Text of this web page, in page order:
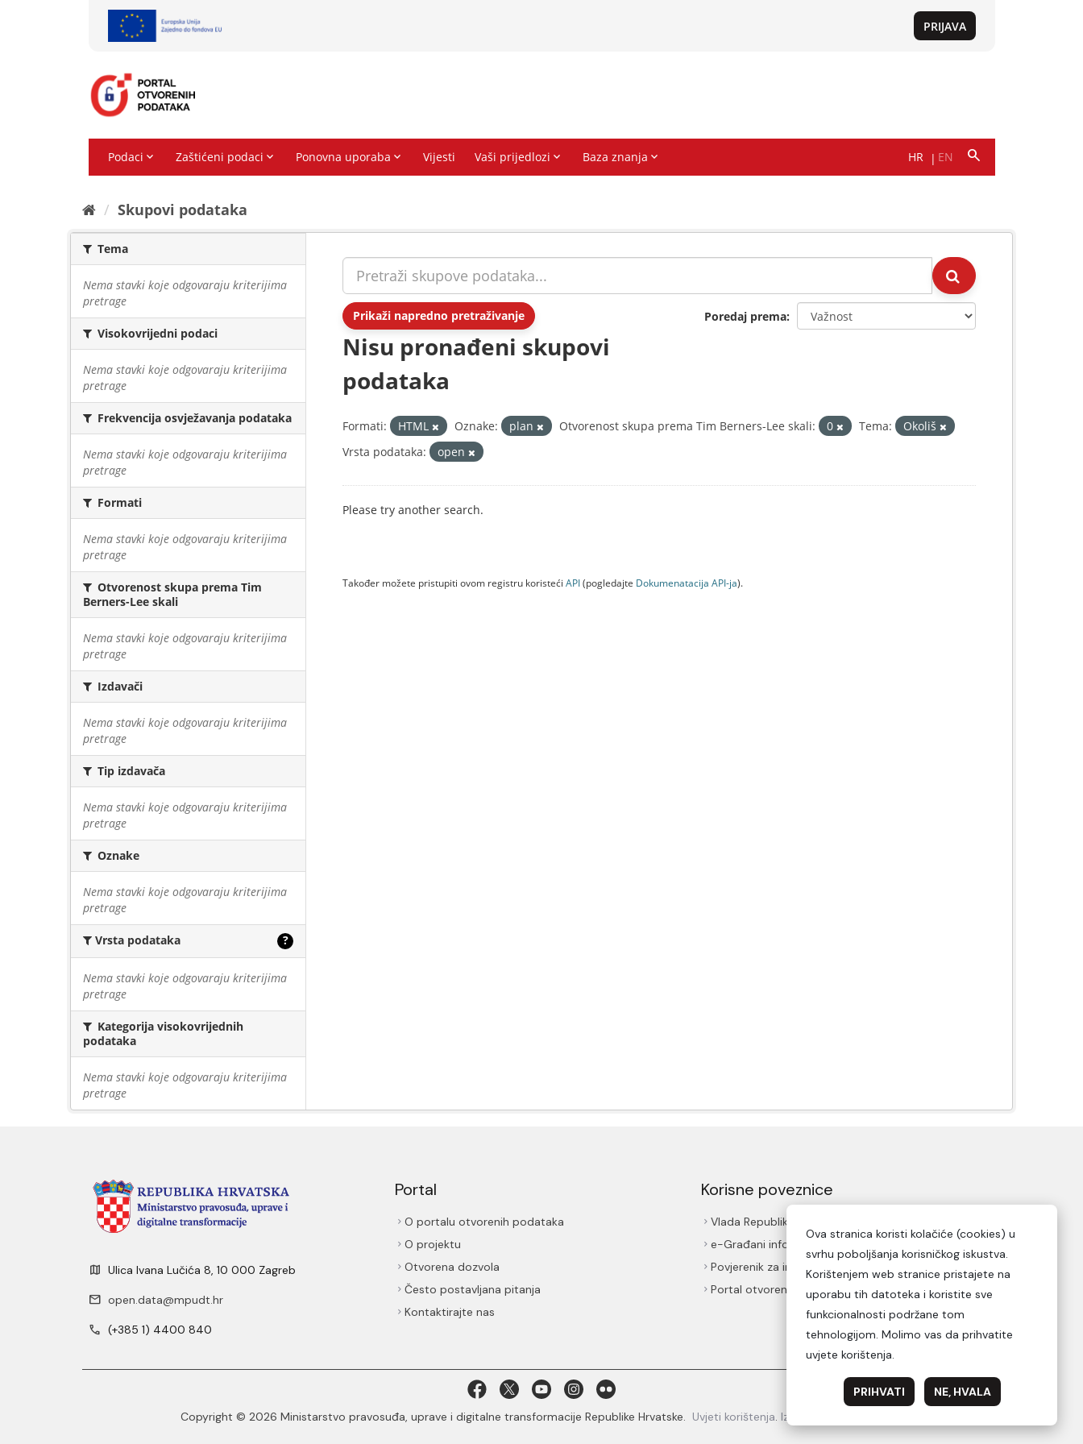
Skupovi podаtаkа
Tema
Nema stavki koje odgovaraju kriterijima
pretrage
Visokovrijedni podaci
Nema stavki koje odgovaraju kriterijima
pretrage
Frekvencija osvježavanja podataka
Nema stavki koje odgovaraju kriterijima
pretrage
Formati
Nema stavki koje odgovaraju kriterijima
pretrage
Otvorenost skupa prema Tim
Berners-Lee skali
Nema stavki koje odgovaraju kriterijima
pretrage
Izdavači
Nema stavki koje odgovaraju kriterijima
pretrage
Tip izdavača
Nema stavki koje odgovaraju kriterijima
pretrage
Oznake
Nema stavki koje odgovaraju kriterijima
pretrage
Vrsta podataka ?
Nema stavki koje odgovaraju kriterijima
pretrage
Kategorija visokovrijednih
podataka
Nema stavki koje odgovaraju kriterijima
pretrage
Prikaži napredno pretraživanje Poredaj prema
Nisu pronađeni skupovi
podataka
Formati: HTML Oznake: plan Otvorenost skupa prema Tim Berners-Lee skali: 0 Tema:
Okoliš
Vrsta podataka:
open
Please try another search.
Također možete pristupiti ovom registru koristeći API(pogledajte Dokumenаtаcijа API-jа).